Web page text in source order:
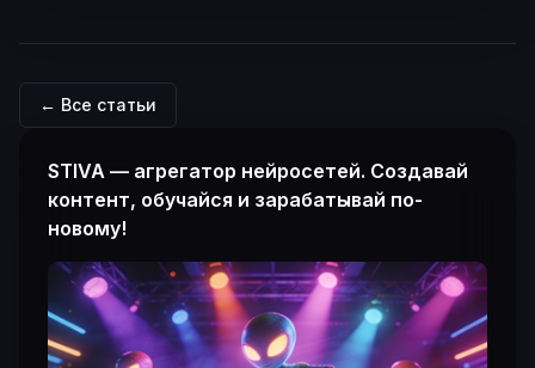
← Все статьи
STIVA — агрегатор нейросетей. Создавай
контент, обучайся и зарабатывай по-
новому!